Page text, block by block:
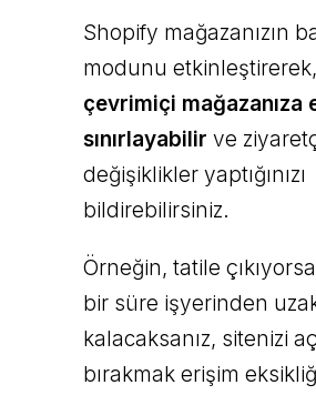
Shopify mağazanızın
modunu etkinleştirerek,
çevrimiçi mağazanıza
sınırlayabilir ve
değişiklikler yaptığınızı
bildirebilirsiniz.
Örneğin, tatile
bir süre işyerinden
kalacaksanız, sitenizi
bırakmak erişim